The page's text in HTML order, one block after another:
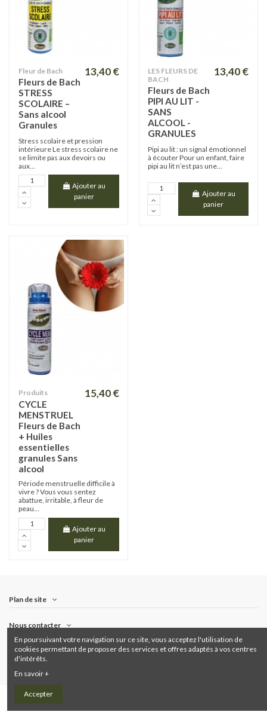
Fleur de Bach
Fleurs de Bach
STRESS
SCOLAIRE –
Sans alcool
Granules
13,40 €
Stress scolaire et pression
intérieure Le stress scolaire ne
se limite pas aux devoirs ou
aux...
Ajouter au
panier
LES FLEURS DE
BACH
Fleurs de Bach
PIPI AU LIT -
SANS
ALCOOL -
GRANULES
13,40 €
Pipi au lit : un signal émotionnel
à écouter Pour un enfant, faire
pipi au lit n’est pas une...
Ajouter au
panier
Produits
CYCLE
MENSTRUEL
Fleurs de Bach
+ Huiles
essentielles
granules Sans
alcool
15,40 €
Période menstruelle difficile à
vivre ? Vous vous sentez
abattue, irritable, à fleur de
peau...
Ajouter au
panier
Plan de site
Nous contacter
Suivez-nous
En poursuivant votre navigation sur ce site, vous acceptez l'utilisation de
cookies permettant de proposer des services et offres adaptés à vos centres
d'intérêts.
En savoir +
Accepter